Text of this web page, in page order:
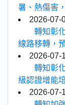
暑、熱傷害
2026-07-
轉知彰
線路移轉，
2026-07-
轉知彰
級認證增能
2026-07-